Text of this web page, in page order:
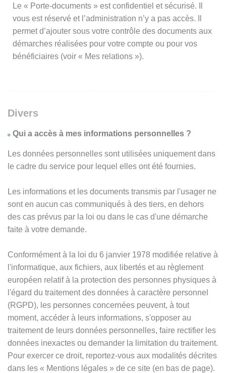
Le « Porte-documents » est confidentiel et sécurisé. Il
vous est réservé et l’administration n’y a pas accès. Il
permet d’ajouter sous votre contrôle des documents aux
démarches réalisées pour votre compte ou pour vos
bénéficiaires (voir « Mes relations »).
Divers
Qui a accès à mes informations personnelles ?
Les données personnelles sont utilisées uniquement dans
le cadre du service pour lequel elles ont été fournies.
Les informations et les documents transmis par l'usager ne
sont en aucun cas communiqués à des tiers, en dehors
des cas prévus par la loi ou dans le cas d'une démarche
faite à votre demande.
Conformément à la loi du 6 janvier 1978 modifiée relative à
l'informatique, aux fichiers, aux libertés et au règlement
européen relatif à la protection des personnes physiques à
l'égard du traitement des données à caractère personnel
(RGPD), les personnes concernées peuvent, à tout
moment, accéder à leurs informations, s'opposer au
traitement de leurs données personnelles, faire rectifier les
données inexactes ou demander la limitation du traitement.
Pour exercer ce droit, reportez-vous aux modalités décrites
dans les « Mentions légales » de ce site (en bas de page).